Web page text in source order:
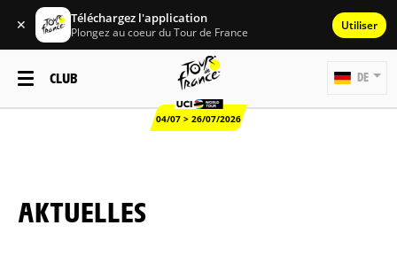
✕ Téléchargez l'application
Plongez au coeur du Tour de France Utiliser
CLUB
04/07 > 26/07/2026
DE
AKTUELLES